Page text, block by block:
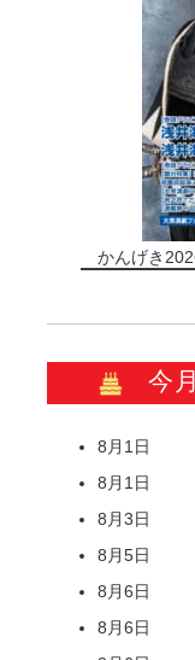
かんげき
今
8月1日
8月1日
8月3日
8月5日
8月6日
8月6日